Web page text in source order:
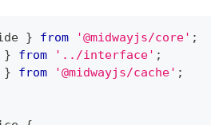
} from '@midwayjs/core' ;
} from '../interface' ;
} from '@midwayjs/cache' ;